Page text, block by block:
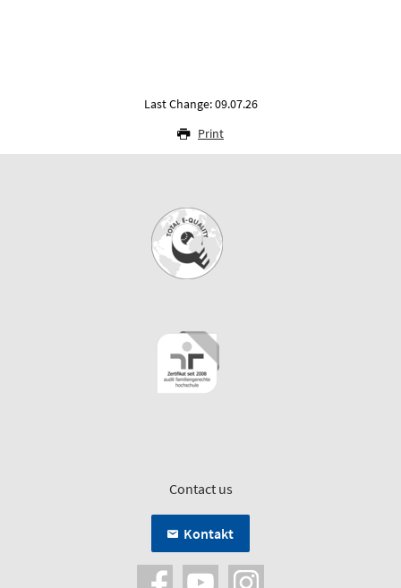
Last Change: 09.07.26
Print
Contact us
Kontakt